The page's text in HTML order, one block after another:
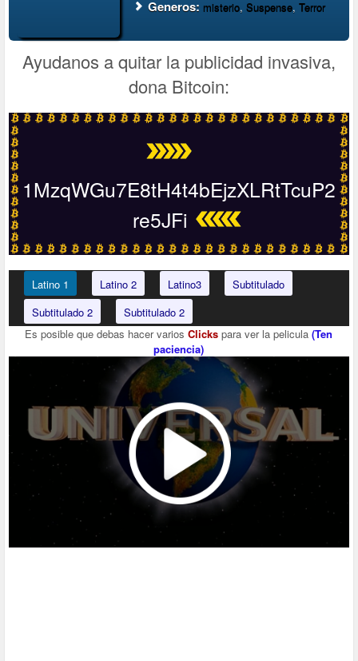
Generos: misterio, Suspense, Terror
Ayudanos a quitar la publicidad invasiva,
dona Bitcoin:
1MzqWGu7E8tH4t4bEjzXLRtTcuP2
re5JFi
Latino 1 Latino 2 Latino3
Subtitulado
Subtitulado 2
Subtitulado 2
Es posible que debas hacer variosClicks para ver la pelicula(Ten
paciencia)